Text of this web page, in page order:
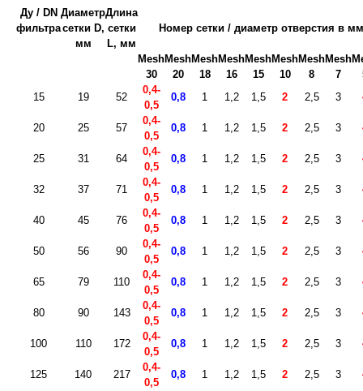
Ду / DN
фильтра
Диаметр
сетки D,
мм
Длина
сетки
L, мм
Номер сетки / диаметр отверстия в мм
Mesh
30
Mesh
20
Mesh
18
Mesh
16
Mesh
15
Mesh
10
Mesh
8
Mesh
7
15
19 52
0,4-
0,5
0,8 1 1,2 1,5 2 2,5 3
20 25 57
0,4-
0,5
0,8 1 1,2 1,5 2 2,5 3
25 31 64
0,4-
0,5
0,8 1 1,2 1,5 2 2,5 3
32 37 71
0,4-
0,5
0,8 1 1,2 1,5 2 2,5 3
40 45 76
0,4-
0,5
0,8 1 1,2 1,5 2 2,5 3
50 56 90
0,4-
0,5
0,8 1 1,2 1,5 2 2,5 3
65 79 110
0,4-
0,5
0,8 1 1,2 1,5 2 2,5 3
80 90 143
0,4-
0,5
0,8 1 1,2 1,5 2 2,5 3
100 110 172
0,4-
0,5
0,8 1 1,2 1,5 2 2,5 3
125 140 217
0,4-
0,5
0,8 1 1,2 1,5 2 2,5 3